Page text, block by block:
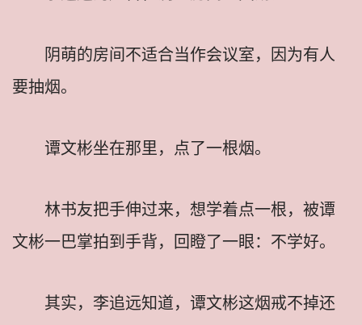
阴萌的房间不适合当作会议室，因为有人
要抽烟。
谭文彬坐在那里，点了一根烟。
林书友把手伸过来，想学着点一根，被谭
文彬一巴掌拍到手背，回瞪了一眼：不学好。
其实，李追远知道，谭文彬这烟戒不掉还